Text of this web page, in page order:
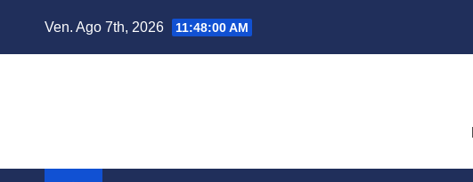
Ven. Ago 7th, 2026 11:48:01 AM